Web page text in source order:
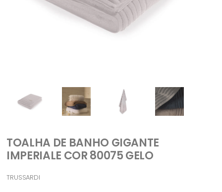
TOALHA DE BANHO GIGANTE
IMPERIALE COR 80075 GELO
TRUSSARDI